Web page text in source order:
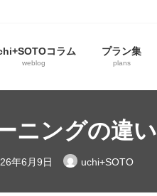
コラム
weblog
プラン集
plans
ニングの違い
年6月9日 uchi+SOTO